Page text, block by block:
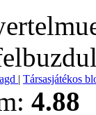
| Társasjátékos
4.88